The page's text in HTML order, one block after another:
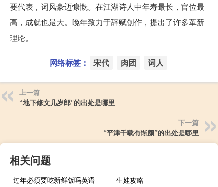
要代表，词风豪迈慷慨。在江湖诗人中年寿最长，官位最
高，成就也最大。晚年致力于辞赋创作，提出了许多革新
理论。
网络标签： 宋代 肉团 词人
上一篇
“地下修文几岁郎”的出处是哪里
下一篇
“平津千载有惭颜”的出处是哪里
相关问题
过年必须要吃新鲜饭吗英语
生娃攻略